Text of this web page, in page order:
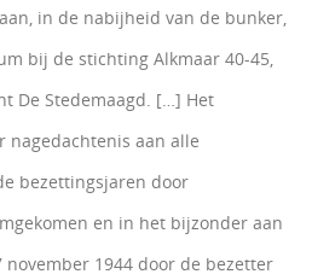
in de nabijheid van de bunker,
bij de stichting Alkmaar 40-45,
De Stedemaagd. […] Het
nagedachtenis aan alle
bezettingsjaren door
en in het bijzonder aan
1944 door de bezetter